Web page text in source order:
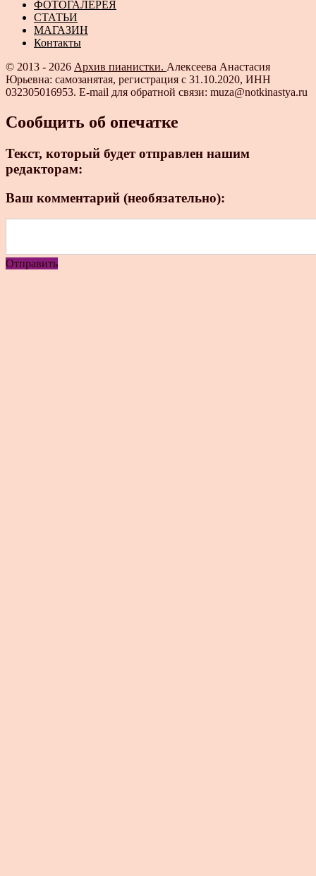
ФОТОГАЛЕРЕЯ
СТАТЬИ
МАГАЗИН
Контакты
© 2013 - 2026 Архив пианистки. Алексеева Анастасия
Юрьевна: самозанятая, регистрация с 31.10.2020, ИНН
032305016953. E-mail для обратной связи: muza@notkinastya.ru
Сообщить об опечатке
Текст, который будет отправлен нашим
редакторам:
Ваш комментарий (необязательно):
Отправить